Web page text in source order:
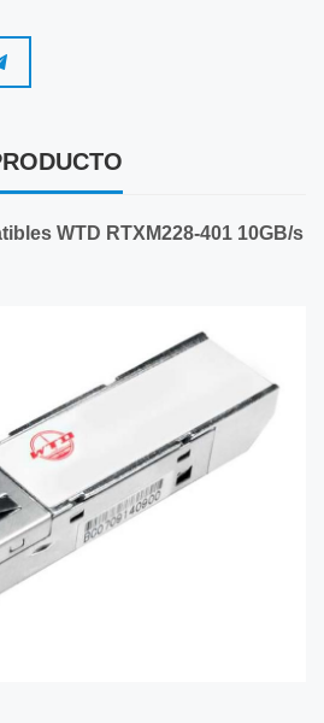
WTD RTXM228-401 10GB/s